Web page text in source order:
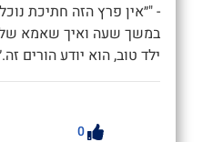
- "״אין פרץ הזה חתיכת
במשך שעה ואיך שאמא
ילד טוב, הוא יודע הורים
0